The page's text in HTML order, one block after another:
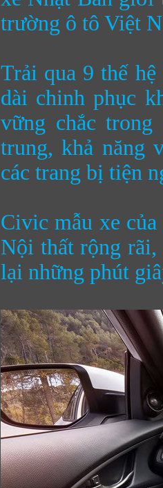
trường ô tô Việt
Trải qua 9 thế
dài chinh phục
vững chắc
trung, khả năng
các trang bị tiện
Civic mẫu xe
Nội thất rộng rãi,
lại những phút